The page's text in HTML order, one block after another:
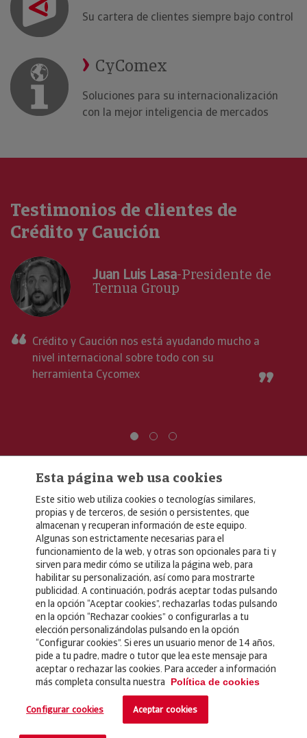
Su cartera de clientes siempre bajo control
CyComex
Soluciones para su internacionalización
con la mejor inteligencia de mercados
Testimonios de clientes de
Crédito y Caución
Juan Luis Lasa-Presidente de
Ternua Group
Crédito y Caución nos está ayudando mucho a
nivel internacional sobre todo con su
herramienta Cycomex
© Copyright 2026, Crédito y Caución
Aviso Legal
Política de Privacidad
RGPD
Política de Cookies
Seguros
Noticias
Esta página web usa cookies
Este sitio web utiliza cookies o tecnologías similares,
propias y de terceros, de sesión o persistentes, que
almacenan y recuperan información de este equipo.
Algunas son estrictamente necesarias para el
funcionamiento de la web, y otras son opcionales para ti y
sirven para medir cómo se utiliza la página web, para
habilitar su personalización, así como para mostrarte
publicidad. A continuación, podrás aceptar todas pulsando
en la opción “Aceptar cookies”, rechazarlas todas pulsando
en la opción “Rechazar cookies” o configurarlas a tu
elección personalizándolas pulsando en la opción
“Configurar cookies”. Si eres un usuario menor de 14 años,
pide a tu padre, madre o tutor que lea este mensaje para
aceptar o rechazar las cookies. Para acceder a información
más completa consulta nuestra
Política de cookies
Configurar cookies Aceptar cookies